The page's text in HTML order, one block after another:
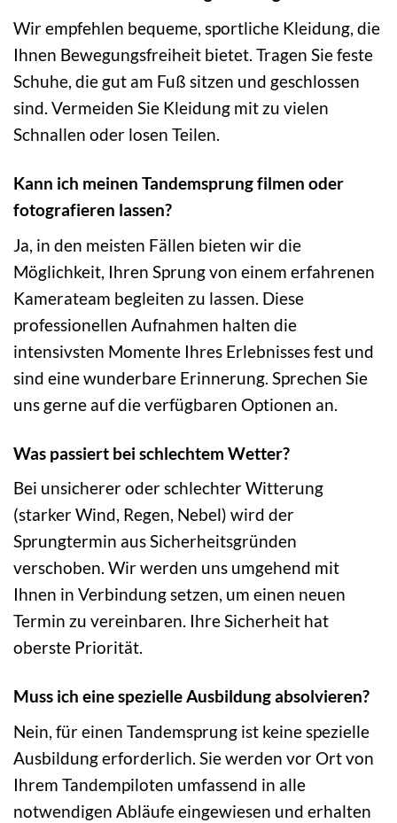
Wir empfehlen bequeme, sportliche Kleidung, die
Ihnen Bewegungsfreiheit bietet. Tragen Sie feste
Schuhe, die gut am Fuß sitzen und geschlossen
sind. Vermeiden Sie Kleidung mit zu vielen
Schnallen oder losen Teilen.
Kann ich meinen Tandemsprung filmen oder
fotografieren lassen?
Ja, in den meisten Fällen bieten wir die
Möglichkeit, Ihren Sprung von einem erfahrenen
Kamerateam begleiten zu lassen. Diese
professionellen Aufnahmen halten die
intensivsten Momente Ihres Erlebnisses fest und
sind eine wunderbare Erinnerung. Sprechen Sie
uns gerne auf die verfügbaren Optionen an.
Was passiert bei schlechtem Wetter?
Bei unsicherer oder schlechter Witterung
(starker Wind, Regen, Nebel) wird der
Sprungtermin aus Sicherheitsgründen
verschoben. Wir werden uns umgehend mit
Ihnen in Verbindung setzen, um einen neuen
Termin zu vereinbaren. Ihre Sicherheit hat
oberste Priorität.
Muss ich eine spezielle Ausbildung absolvieren?
Nein, für einen Tandemsprung ist keine spezielle
Ausbildung erforderlich. Sie werden vor Ort von
Ihrem Tandempiloten umfassend in alle
notwendigen Abläufe eingewiesen und erhalten